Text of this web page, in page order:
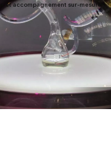
et accompagnement sur-mesure